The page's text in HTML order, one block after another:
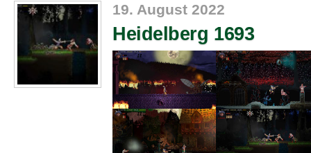
19. August 2022
Heidelberg 1693